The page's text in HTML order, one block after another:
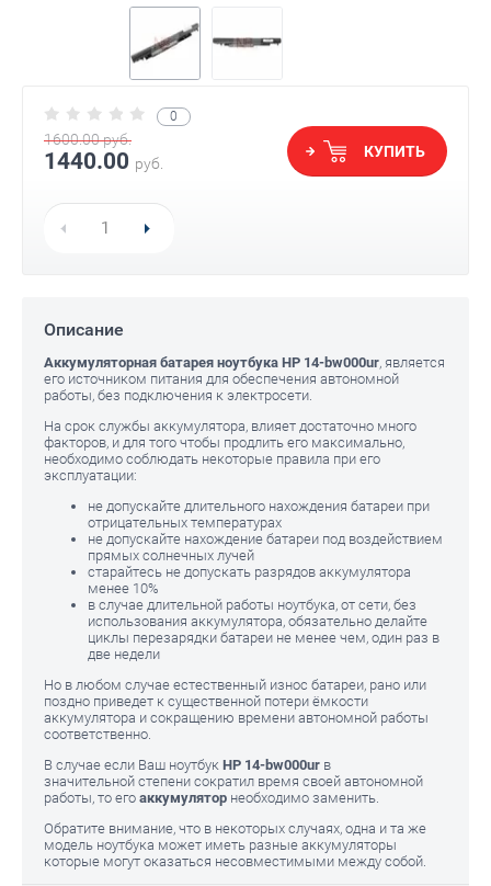
0
1600.00руб.
1440.00 руб.
КУПИТЬ
Описание
Аккумуляторная батарея ноутбука HP 14-bw000ur , является
его источником питания для обеспечения автономной
работы, без подключения к электросети.
На срок службы аккумулятора, влияет достаточно много
факторов, и для того чтобы продлить его максимально,
необходимо соблюдать некоторые правила при его
эксплуатации:
не допускайте длительного нахождения батареи при
отрицательных температурах
не допускайте нахождение батареи под воздействием
прямых солнечных лучей
старайтесь не допускать разрядов аккумулятора
менее 10%
в случае длительной работы ноутбука, от сети, без
использования аккумулятора, обязательно делайте
циклы перезарядки батареи не менее чем, один раз в
две недели
Но в любом случае естественный износ батареи, рано или
поздно приведет к существенной потери ёмкости
аккумулятора и сокращению времени автономной работы
соответственно.
В случае если Ваш ноутбук HP 14-bw000ur в
значительной степени сократил время своей автономной
работы, то его аккумулятор необходимо заменить.
Обратите внимание, что в некоторых случаях, одна и та же
модель ноутбука может иметь разные аккумуляторы
которые могут оказаться несовместимыми между собой.